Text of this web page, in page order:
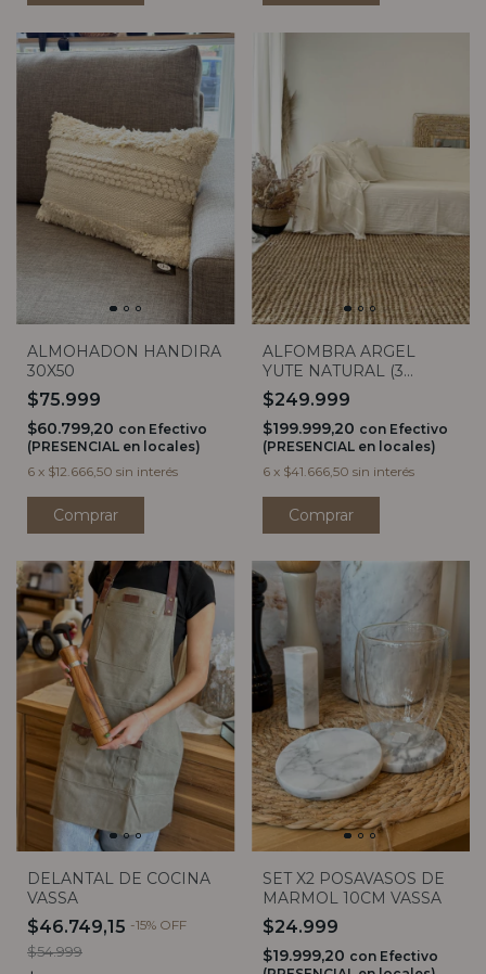
ALMOHADON HANDIRA
30X50
$75.999
$60.799,20 con Efectivo
(PRESENCIAL en locales)
6 x $12.666,50 sin interés
Comprar
ALFOMBRA ARGEL
YUTE NATURAL (3
medidas)
$249.999
$199.999,20 con Efectivo
(PRESENCIAL en locales)
6 x $41.666,50 sin interés
Comprar
DELANTAL DE COCINA
VASSA
$46.749,15 -15% OFF
$54.999
SET X2 POSAVASOS DE
MARMOL 10CM VASSA
$24.999
$19.999,20 con Efectivo